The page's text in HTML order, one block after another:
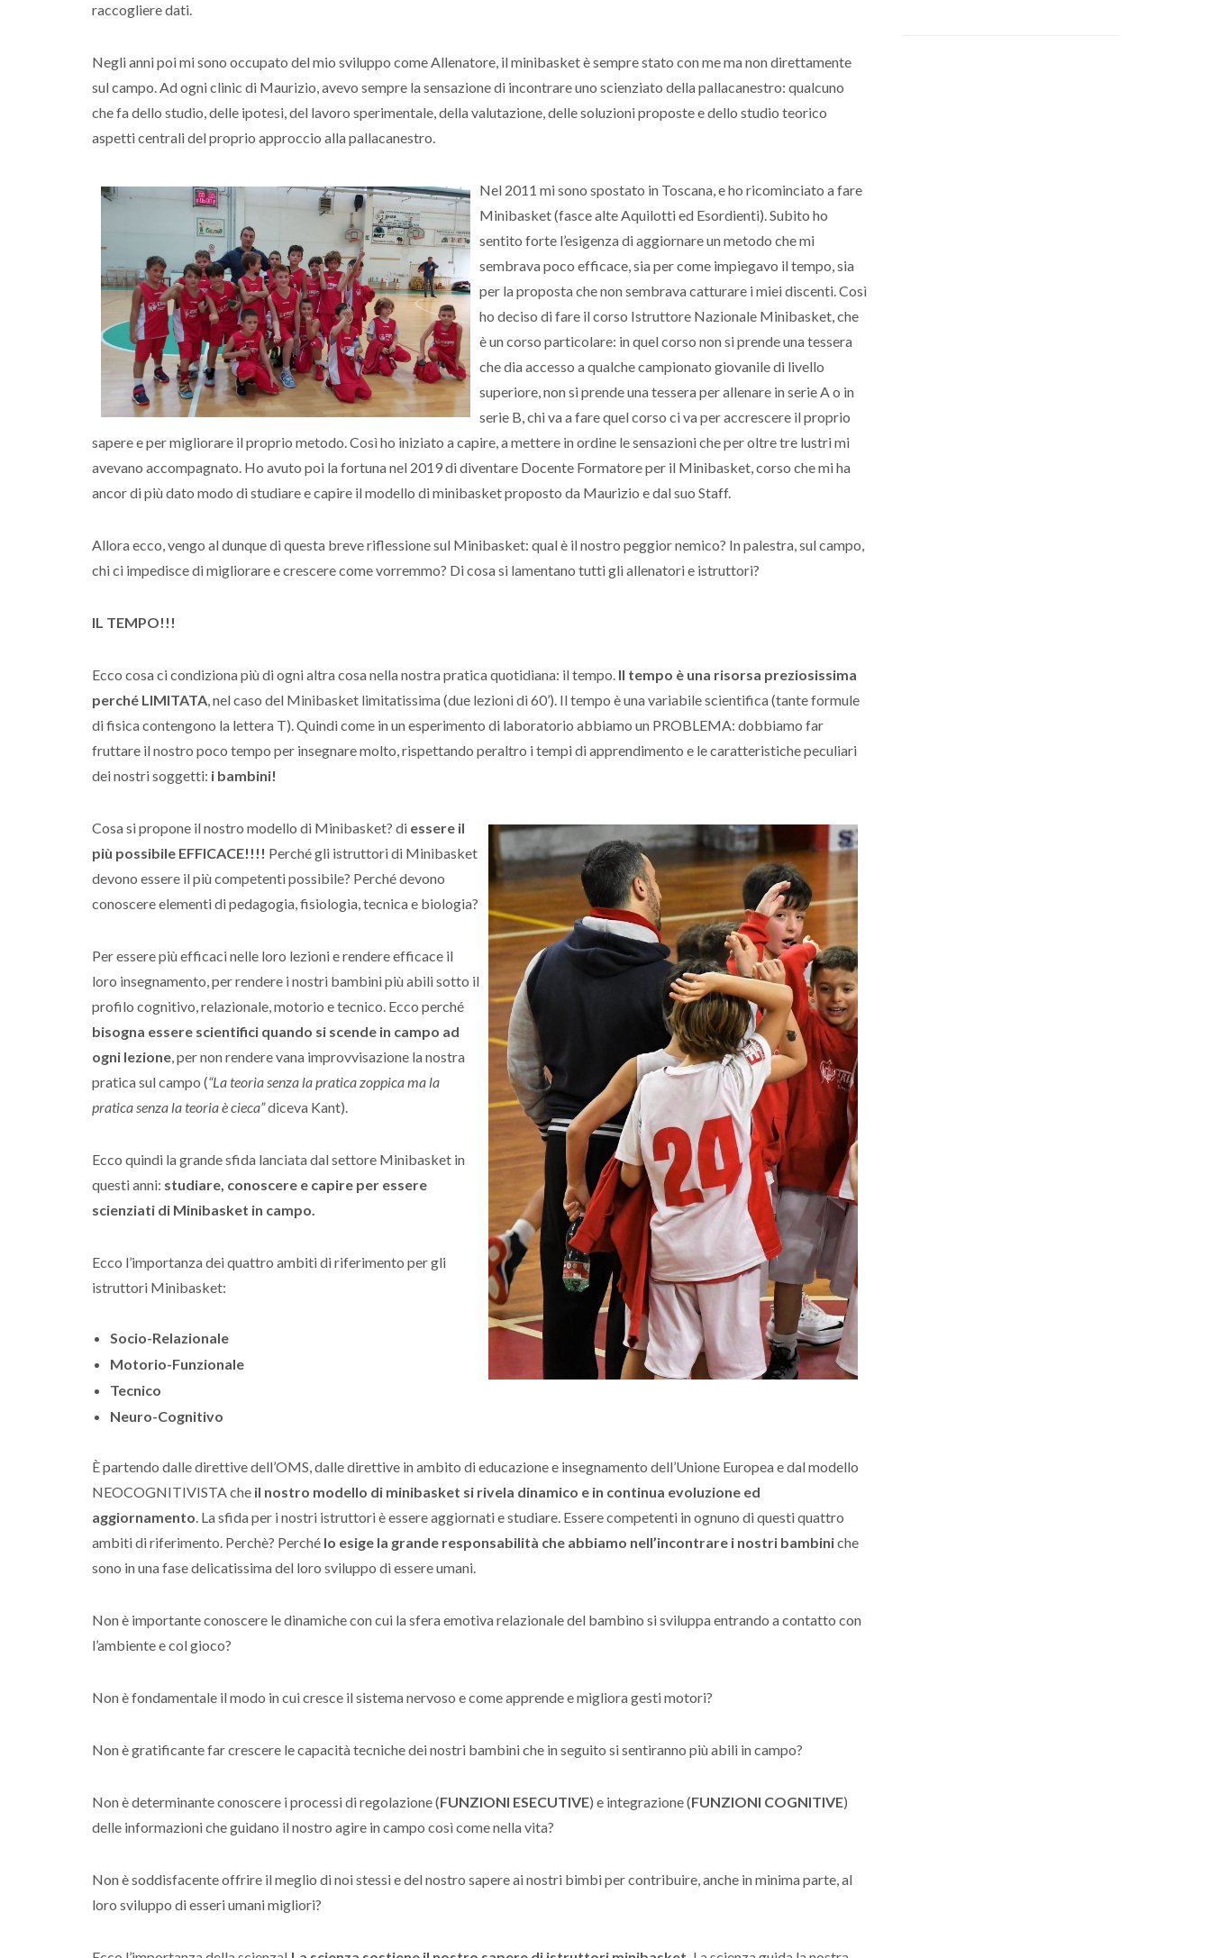
raccogliere dati.
Negli anni poi mi sono occupato del mio sviluppo come Allenatore, il minibasket è sempre stato con me ma non direttamente
sul campo. Ad ogni clinic di Maurizio, avevo sempre la sensazione di incontrare uno scienziato della pallacanestro: qualcuno
che fa dello studio, delle ipotesi, del lavoro sperimentale, della valutazione, delle soluzioni proposte e dello studio teorico
aspetti centrali del proprio approccio alla pallacanestro.
Nel 2011 mi sono spostato in Toscana, e ho ricominciato a fare
Minibasket (fasce alte Aquilotti ed Esordienti). Subito ho
sentito forte l’esigenza di aggiornare un metodo che mi
sembrava poco efficace, sia per come impiegavo il tempo, sia
per la proposta che non sembrava catturare i miei discenti. Così
ho deciso di fare il corso Istruttore Nazionale Minibasket, che
è un corso particolare: in quel corso non si prende una tessera
che dia accesso a qualche campionato giovanile di livello
superiore, non si prende una tessera per allenare in serie A o in
serie B, chi va a fare quel corso ci va per accrescere il proprio
sapere e per migliorare il proprio metodo. Così ho iniziato a capire, a mettere in ordine le sensazioni che per oltre tre lustri mi
avevano accompagnato. Ho avuto poi la fortuna nel 2019 di diventare Docente Formatore per il Minibasket, corso che mi ha
ancor di più dato modo di studiare e capire il modello di minibasket proposto da Maurizio e dal suo Staff.
Allora ecco, vengo al dunque di questa breve riflessione sul Minibasket: qual è il nostro peggior nemico? In palestra, sul campo,
chi ci impedisce di migliorare e crescere come vorremmo? Di cosa si lamentano tutti gli allenatori e istruttori?
IL TEMPO!!!
Ecco cosa ci condiziona più di ogni altra cosa nella nostra pratica quotidiana: il tempo. Il tempo è una risorsa preziosissima
perché LIMITATA, nel caso del Minibasket limitatissima (due lezioni di 60’). Il tempo è una variabile scientifica (tante formule
di fisica contengono la lettera T). Quindi come in un esperimento di laboratorio abbiamo un PROBLEMA: dobbiamo far
fruttare il nostro poco tempo per insegnare molto, rispettando peraltro i tempi di apprendimento e le caratteristiche peculiari
dei nostri soggetti: i bambini!
Cosa si propone il nostro modello di Minibasket? di essere il
più possibile EFFICACE!!!! Perché gli istruttori di Minibasket
devono essere il più competenti possibile? Perché devono
conoscere elementi di pedagogia, fisiologia, tecnica e biologia?
Per essere più efficaci nelle loro lezioni e rendere efficace il
loro insegnamento, per rendere i nostri bambini più abili sotto il
profilo cognitivo, relazionale, motorio e tecnico. Ecco perché
bisogna essere scientifici quando si scende in campo ad
ogni lezione, per non rendere vana improvvisazione la nostra
pratica sul campo (“La teoria senza la pratica zoppica ma la
pratica senza la teoria è cieca”diceva Kant).
Ecco quindi la grande sfida lanciata dal settore Minibasket in
questi anni: studiare, conoscere e capire per essere
scienziati di Minibasket in campo.
Ecco l’importanza dei quattro ambiti di riferimento per gli
istruttori Minibasket:
Socio-Relazionale
Motorio-Funzionale
Tecnico
Neuro-Cognitivo
È partendo dalle direttive dell’OMS, dalle direttive in ambito di educazione e insegnamento dell’Unione Europea e dal modello
NEOCOGNITIVISTA che il nostro modello di minibasket si rivela dinamico e in continua evoluzione ed
aggiornamento. La sfida per i nostri istruttori è essere aggiornati e studiare. Essere competenti in ognuno di questi quattro
ambiti di riferimento. Perchè? Perché lo esige la grande responsabilità che abbiamo nell’incontrare i nostri bambiniche
sono in una fase delicatissima del loro sviluppo di essere umani.
Non è importante conoscere le dinamiche con cui la sfera emotiva relazionale del bambino si sviluppa entrando a contatto con
l’ambiente e col gioco?
Non è fondamentale il modo in cui cresce il sistema nervoso e come apprende e migliora gesti motori?
Non è gratificante far crescere le capacità tecniche dei nostri bambini che in seguito si sentiranno più abili in campo?
Non è determinante conoscere i processi di regolazione (FUNZIONI ESECUTIVE) e integrazione (FUNZIONI COGNITIVE)
delle informazioni che guidano il nostro agire in campo così come nella vita?
Non è soddisfacente offrire il meglio di noi stessi e del nostro sapere ai nostri bimbi per contribuire, anche in minima parte, al
loro sviluppo di esseri umani migliori?